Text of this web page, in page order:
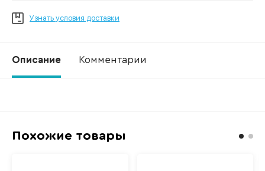
Узнать условия доставки
Описание Комментарии
Похожие товары